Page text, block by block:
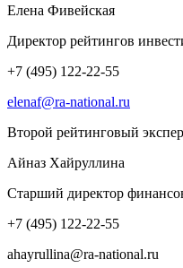
Елена Фивейская
Директор рейтингов
+7 (495) 122-22-55
elenaf@ra-national.ru
Второй рейтинговый
Айназ Хайруллина
Старший директор
+7 (495) 122-22-55
ahayrullina@ra-national.ru